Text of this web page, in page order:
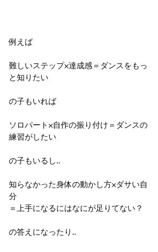
例えば
難しいステップ×達成感＝ダンスをもっ
と知りたい
の子もいれば
ソロパート×自作の振り付け＝ダンスの
練習がしたい
の子もいるし..
知らなかった身体の動かし方×ダサい自
分
＝上手になるにはなにが足りてない？
の答えになったり..